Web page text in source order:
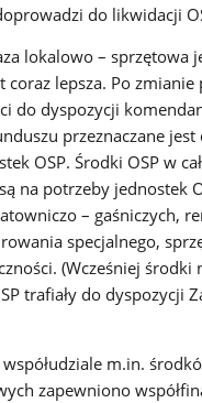
do likwidacji
lokalowo – sprzętowa
coraz lepsza. Po zmianie
do dyspozycji
przeznaczane jest
OSP. Środki OSP w
na potrzeby jednostek
– gaśniczych,
specjalnego,
(Wcześniej
trafiały do dyspozycji
m.in.
zapewniono